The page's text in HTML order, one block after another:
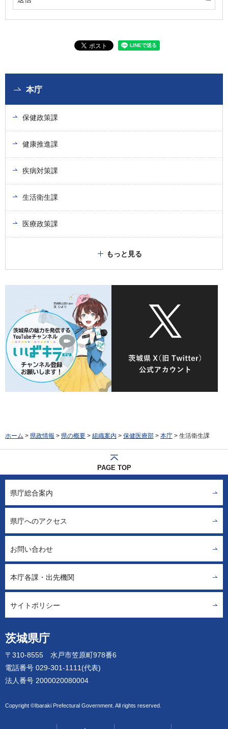
本庁
保健政策課
健康推進課
疾病対策課
生活衛生課
医療政策課
もっと見る
ホーム > 県政情報 > 県の概要 > 組織案内 > 保健医療部 > 本庁 > 生活衛生課
PAGE TOP
茨城県庁
〒310-8555 水戸市笠原町978番6
電話番号 029-301-1111(代表)
法人番号 2000020080004
Copyright ©Ibaraki Prefectural Government. All rights reserved.
県庁総合案内
県庁へのアクセス
お問い合わせ
本庁各課・出先機関
サイトポリシー